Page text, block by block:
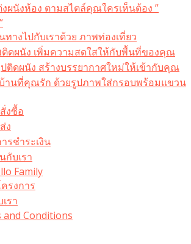
ผนังห้อง ตามสไตล์คุณใครเห็นต้อง ”
ทางไปกับเราด้วย ภาพท่องเที่ยว
ดผนัง เพิ่มความสดใสให้กับพื้นที่ของคุณ
ติดผนัง สร้างบรรยากาศใหม่ให้เข้ากับคุณ
านที่คุณรัก ด้วยรูปภาพใส่กรอบพร้อมแขวน​
งซื้อ
ง
รชำระเงิน
กับเรา
Family
รงการ
รา
and Conditions